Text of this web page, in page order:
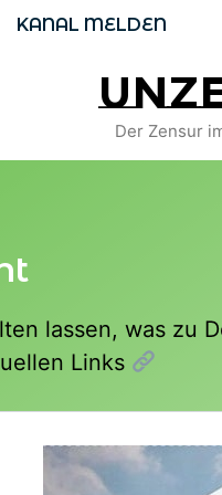
KANAL MELDEN
Der Zensur
lassen, was zu
Links